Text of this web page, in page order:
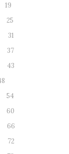
19
25
31
37
43
54
60
66
72